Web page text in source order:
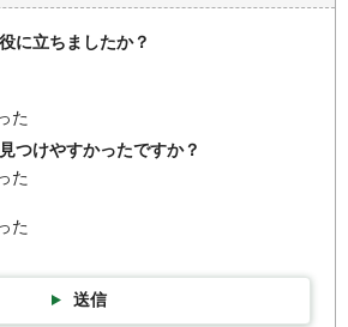
に立ちましたか？
た
つけやすかったですか？
た
た
送信